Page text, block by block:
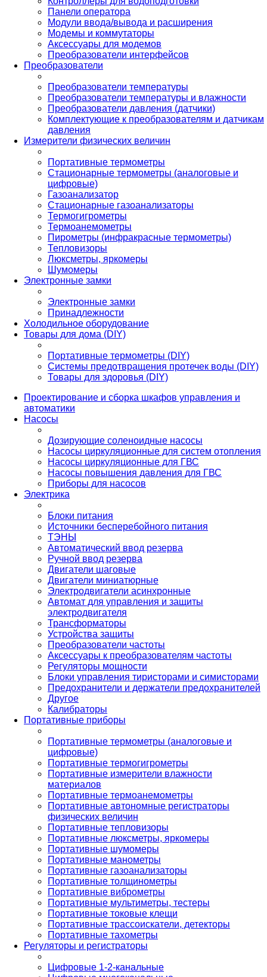
Панели оператора
Модули ввода/вывода и расширения
Модемы и коммутаторы
Аксессуары для модемов
Преобразователи интерфейсов
Преобразователи
Преобразователи температуры
Преобразователи температуры и влажности
Преобразователи давления (датчики)
Комплектующие к преобразователям и датчикам
давления
Измерители физических величин
Портативные термометры
Стационарные термометры (аналоговые и
цифровые)
Газоанализатор
Стационарные газоанализаторы
Термогигрометры
Термоанемометры
Пирометры (инфракрасные термометры)
Тепловизоры
Люксметры, яркомеры
Шумомеры
Электронные замки
Электронные замки
Принадлежности
Холодильное оборудование
Товары для дома (DIY)
Портативные термометры (DIY)
Системы предотвращения протечек воды (DIY)
Товары для здоровья (DIY)
Проектирование и сборка шкафов управления и
автоматики
Насосы
Дозирующие соленоидные насосы
Насосы циркуляционные для систем отопления
Насосы циркуляционные для ГВС
Насосы повышения давления для ГВС
Приборы для насосов
Электрика
Блоки питания
Источники бесперебойного питания
ТЭНЫ
Автоматический ввод резерва
Ручной ввод резерва
Двигатели шаговые
Двигатели миниатюрные
Электродвигатели асинхронные
Автомат для управления и защиты
электродвигателя
Трансформаторы
Устройства защиты
Преобразователи частоты
Аксессуары к преобразователям частоты
Регуляторы мощности
Блоки управления тиристорами и симисторами
Предохранители и держатели предохранителей
Другое
Калибраторы
Портативные приборы
Портативные термометры (аналоговые и
цифровые)
Портативные термогигрометры
Портативные измерители влажности
материалов
Портативные термоанемометры
Портативные автономные регистраторы
физических величин
Портативные тепловизоры
Портативные люксметры, яркомеры
Портативные шумомеры
Портативные манометры
Портативные газоанализаторы
Портативные толщинометры
Портативные виброметры
Портативные мультиметры, тестеры
Портативные токовые клещи
Портативные трассоискатели, детекторы
Портативные тахометры
Регуляторы и регистраторы
Цифровые 1-2-канальные